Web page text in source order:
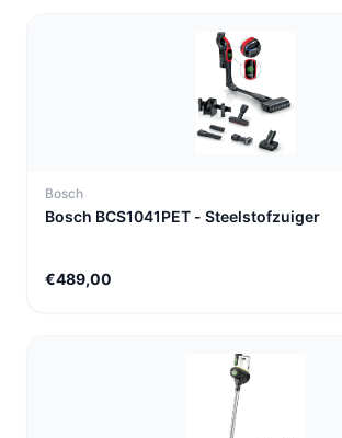
Bosch
Bosch BCS1041PET - Steelstofzuiger
€489,00